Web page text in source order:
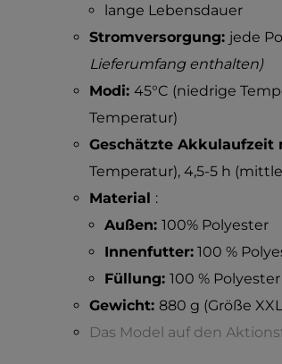
lange Lebensdauer
Stromversorgung: jede
Lieferumfang enthalten)
Modi: 45°C (niedrige
Temperatur)
Geschätzte Akkulaufzeit
Temperatur), 4,5-5 h
Material :
Außen:100% Polyester
Innenfutter: 100 %
Füllung:100 % Polyester
Gewicht: 880 g (Größe
Das Model auf den